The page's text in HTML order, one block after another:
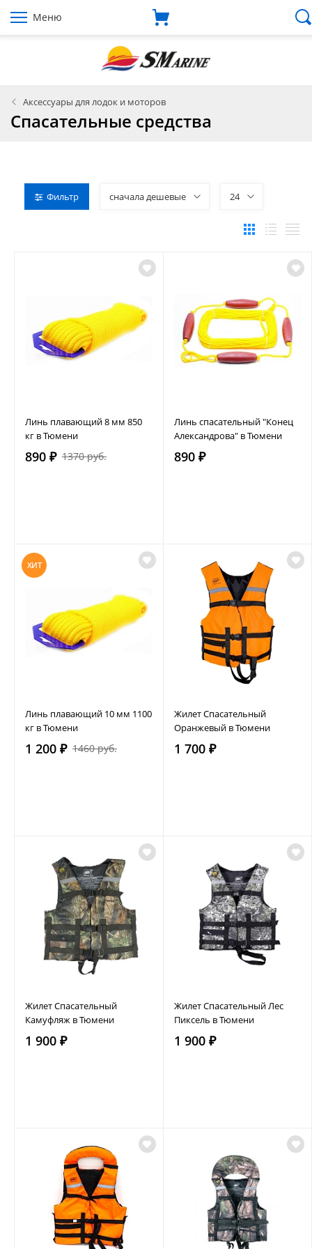
Меню
Аксессуары для лодок и моторов
Спасательные средства
Фильтр сначала дешевые 24
Линь плавающий 8 мм 850
кг в Тюмени
890 ₽ 1370 руб.
Линь спасательный "Конец
Александрова" в Тюмени
890 ₽
ХИТ
Линь плавающий 10 мм 1100
кг в Тюмени
1 200 ₽ 1460 руб.
Жилет Спасательный
Оранжевый в Тюмени
1 700 ₽
Жилет Спасательный
Камуфляж в Тюмени
1 900 ₽
Жилет Спасательный Лес
Пиксель в Тюмени
1 900 ₽